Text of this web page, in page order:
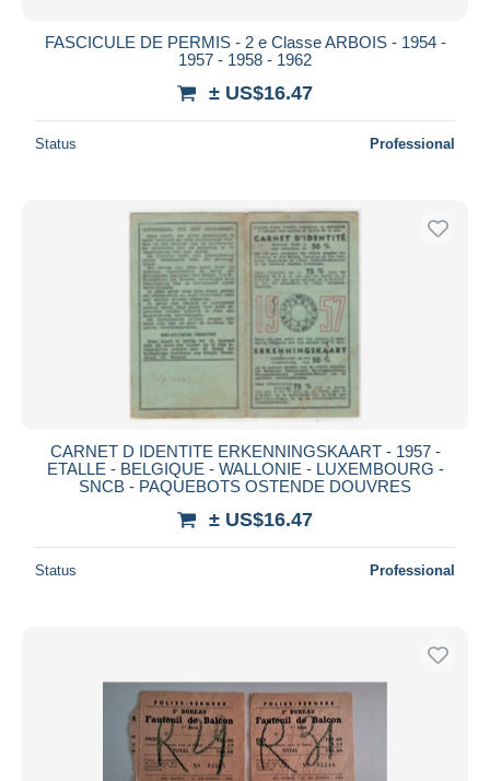
FASCICULE DE PERMIS - 2 e Classe ARBOIS - 1954 -
1957 - 1958 - 1962
± US$16.47
Status Professional
CARNET D IDENTITE ERKENNINGSKAART - 1957 -
ETALLE - BELGIQUE - WALLONIE - LUXEMBOURG -
SNCB - PAQUEBOTS OSTENDE DOUVRES
± US$16.47
Status Professional